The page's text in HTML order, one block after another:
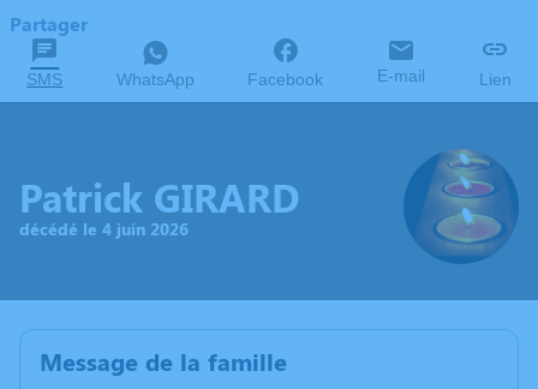
Partager
SMS WhatsApp Facebook E-mail Lien
Patrick GIRARD
décédé le 4 juin 2026
Message de la famille